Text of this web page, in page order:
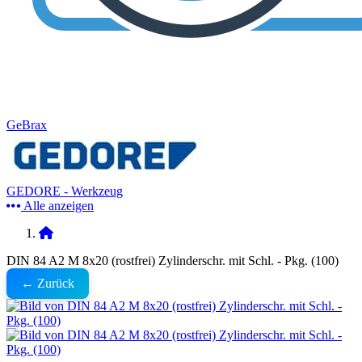
GeBrax
GEDORE - Werkzeug
Alle anzeigen
DIN 84 A2 M 8x20 (rostfrei) Zylinderschr. mit Schl. - Pkg. (100)
← Zurück